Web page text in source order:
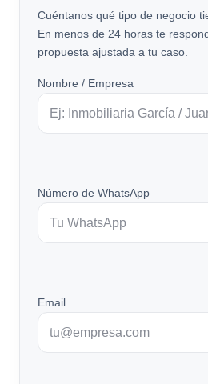
Cuéntanos qué tipo de negocio
En menos de 24 horas te
propuesta ajustada a tu caso.
Nombre / Empresa
Número de WhatsApp
Email